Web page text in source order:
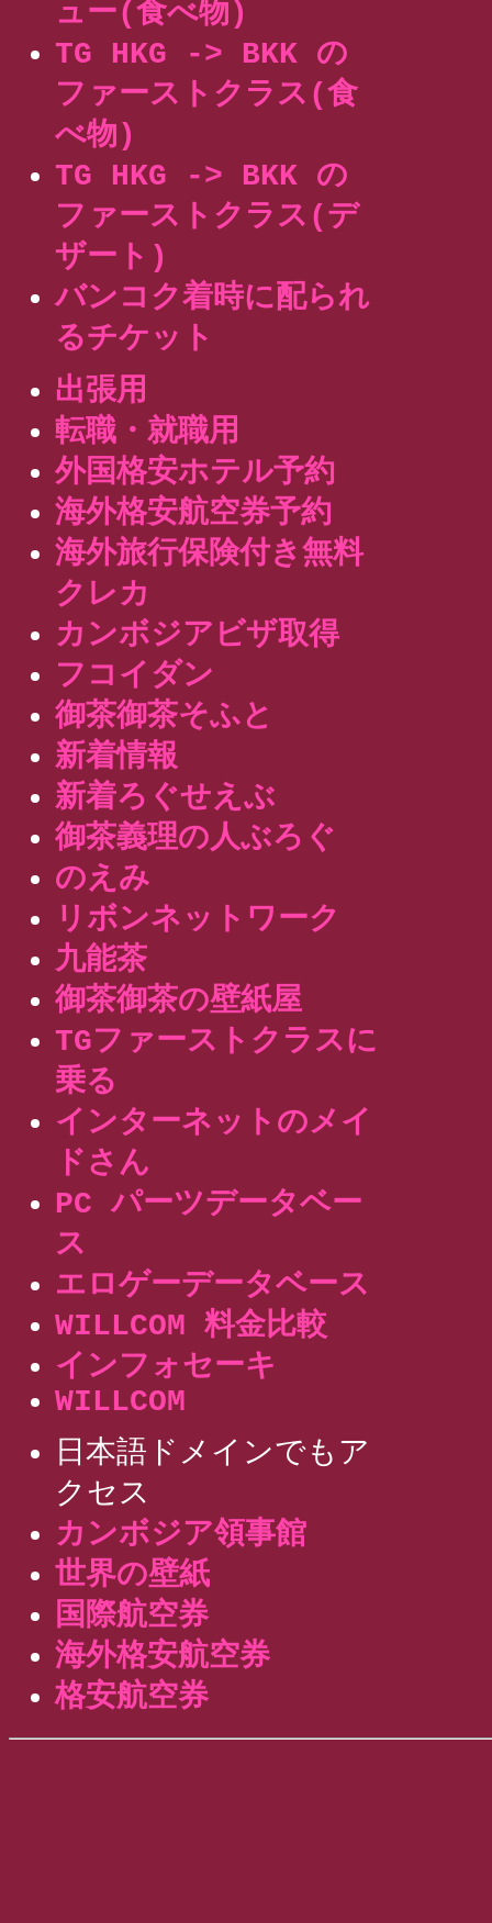
ュー(食べ物)
TG HKG -> BKK の
ファーストクラス(食
べ物)
TG HKG -> BKK の
ファーストクラス(デ
ザート)
バンコク着時に配られ
るチケット
出張用
転職・就職用
外国格安ホテル予約
海外格安航空券予約
海外旅行保険付き無料
クレカ
カンボジアビザ取得
フコイダン
御茶御茶そふと
新着情報
新着ろぐせえぶ
御茶義理の人ぶろぐ
のえみ
リボンネットワーク
九能茶
御茶御茶の壁紙屋
TGファーストクラスに
乗る
インターネットのメイ
ドさん
PC パーツデータベー
ス
エロゲーデータベース
WILLCOM 料金比較
インフォセーキ
WILLCOM
日本語ドメインでもア
クセス
カンボジア領事館
世界の壁紙
国際航空券
海外格安航空券
格安航空券